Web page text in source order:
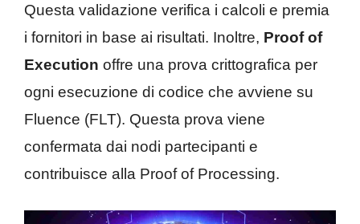
Questa validazione verifica i calcoli e premia
i fornitori in base ai risultati. Inoltre, Proof of
Execution offre una prova crittografica per
ogni esecuzione di codice che avviene su
Fluence (FLT). Questa prova viene
confermata dai nodi partecipanti e
contribuisce alla Proof of Processing.